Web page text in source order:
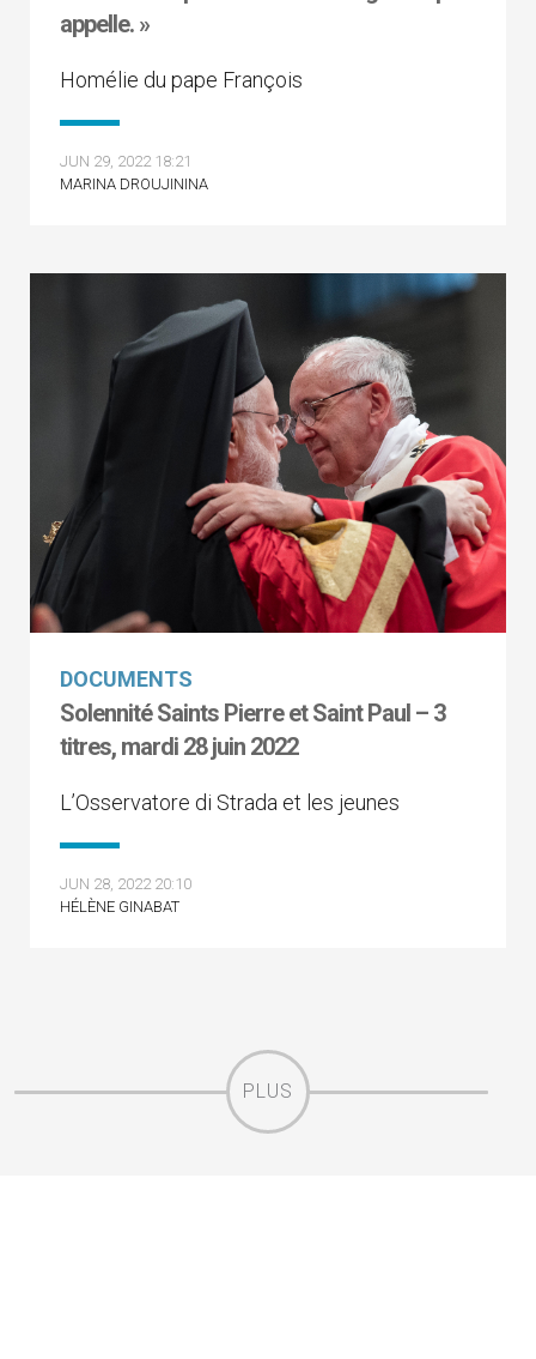
appelle. »
Homélie du pape François
JUN 29, 2022 18:21
MARINA DROUJININA
DOCUMENTS
Solennité Saints Pierre et Saint Paul – 3
titres, mardi 28 juin 2022
L’Osservatore di Strada et les jeunes
JUN 28, 2022 20:10
HÉLÈNE GINABAT
PLUS